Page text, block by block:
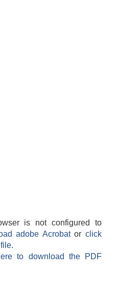
is not configured to
adobe Acrobatorclick
to download the PDF